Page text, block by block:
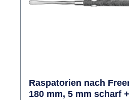
Raspatorien nach
180 mm, 5 mm scharf